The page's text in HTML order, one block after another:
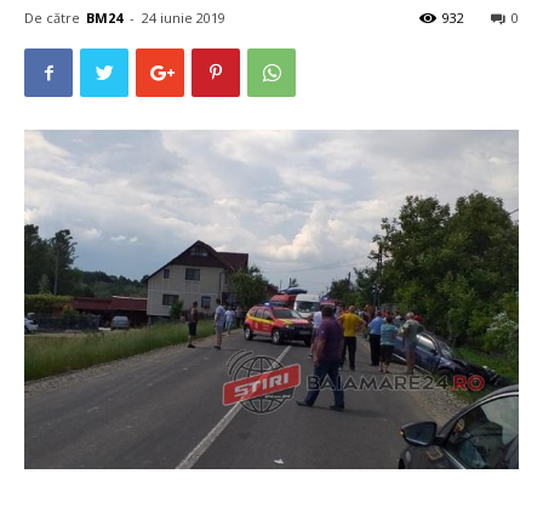
De către BM24 - 24 iunie 2019 0
932